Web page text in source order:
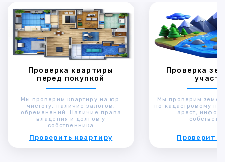
Проверка квартиры
перед покупкой
Мы проверим квартиру на юр.
чистоту, наличие залогов,
обременений. Наличие права
владения и долгов у
собственника
Проверить квартиру
Проверка
Мы проверим
по кадастровому
арест,
Проверить